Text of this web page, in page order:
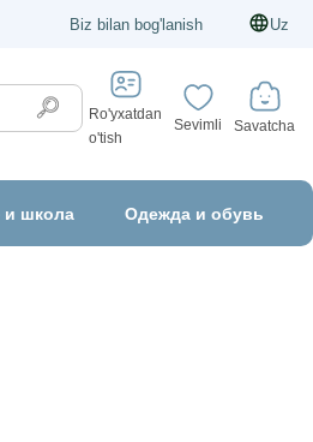
Biz bilan bog'lanish Uz
Ro'yxatdan
o'tish
Sevimli Savatcha
и школа Одежда и обувь